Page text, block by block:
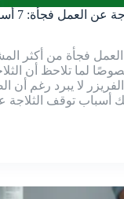
فجأة من أكثر
لما تلاحظ أن
لا يبرد رغم أن
أسباب توقف